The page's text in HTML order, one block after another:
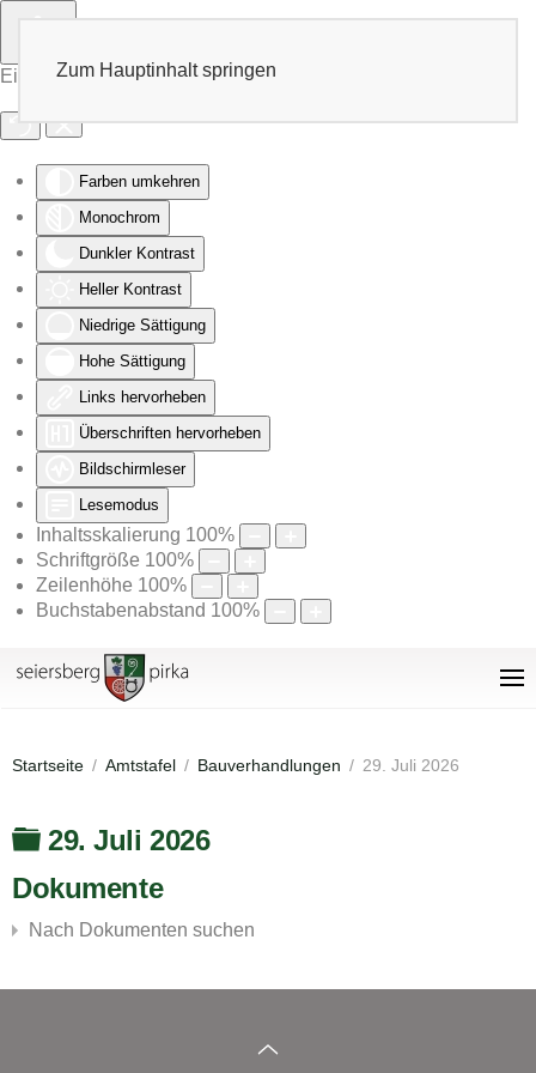
Eingabehilfen öffnen
Farben umkehren
Monochrom
Dunkler Kontrast
Heller Kontrast
Niedrige Sättigung
Hohe Sättigung
Links hervorheben
Überschriften hervorheben
Bildschirmleser
Lesemodus
Inhaltsskalierung 100%
Schriftgröße 100%
Zeilenhöhe 100%
Buchstabenabstand 100%
Zum Hauptinhalt springen
Startseite Amtstafel Bauverhandlungen 29. Juli 2026
Ordner
29. Juli 2026
Dokumente
Nach Dokumenten suchen